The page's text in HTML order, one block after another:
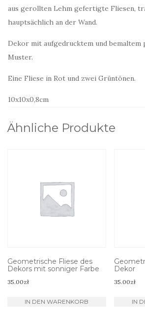
aus gerollten Lehm gefertigte Fliesen,
hauptsächlich an der Wand.
Dekor mit aufgedrucktem und bemaltem
Muster.
Eine Fliese in Rot und zwei Grüntönen.
10x10x0,8cm
Ähnliche Produkte
Geometrische Fliese des
Dekors mit sonniger Farbe
35.00zł
IN DEN WARENKORB
Dekor
35.00zł
IN